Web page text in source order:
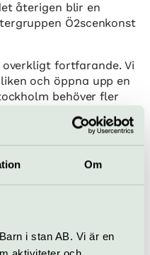
Om
i stan AB. Vi är en
återigen blir en
Ö2scenkonst
fortfarande. Vi
och öppna upp en
behöver fler
efter en. Vi på
fria scenkonsten, att
Vi vill ha en stad
teaterchef på
fler
känns bra